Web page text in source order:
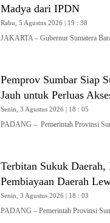
Madya dari IPDN
Rabu, 5 Agustus 2026 | 19 : 38
JAKARTA – Gubernur Sumatera
Pemprov Sumbar Siap
Jauh untuk Perluas
Senin, 3 Agustus 2026 | 18 : 05
PADANG – Pemerintah Provinsi
Terbitan Sukuk
Pembiayaan Daerah
Senin, 3 Agustus 2026 | 18 : 03
PADANG – Pemerintah Provinsi